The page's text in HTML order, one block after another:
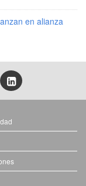
en alianza